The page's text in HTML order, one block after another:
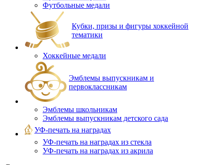
Футбольные медали
Кубки, призы и фигуры хоккейной
тематики
Хоккейные медали
Эмблемы выпускникам и
первоклассникам
Эмблемы школьникам
Эмблемы выпускникам детского сада
УФ-печать на наградах
УФ‑печать на наградах из стекла
УФ-печать на наградах из акрила